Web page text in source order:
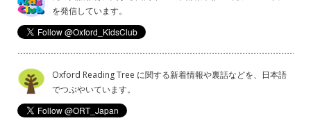
を発信しています。
Oxford Reading Tree に関する新着情報や裏話などを、日本語
でつぶやいています。